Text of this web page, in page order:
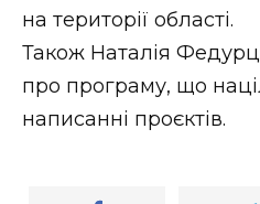
на території області.
Також Наталія
про програму, що
написанні проєктів.